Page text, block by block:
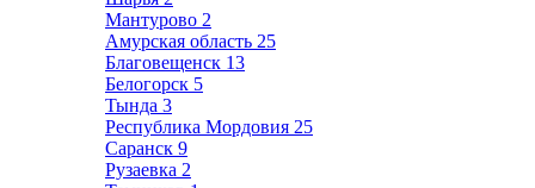
Мантурово 2
Амурская область 25
Благовещенск 13
Белогорск 5
Тында 3
Республика Мордовия 25
Саранск 9
Рузаевка 2